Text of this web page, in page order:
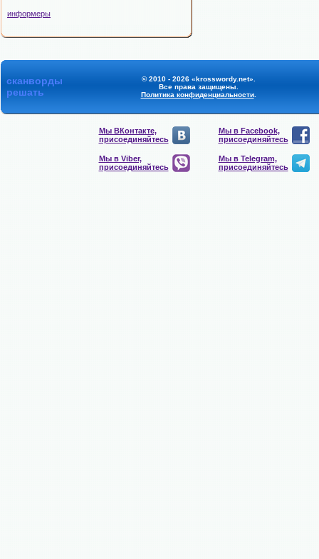
информеры
сканворды
решать
© 2010 - 2026 «krosswordy.net».
Все права защищены.
Политика конфиденциальности.
Мы ВКонтакте,
присоединяйтесь
Мы в Facebook,
присоединяйтесь
Мы в Viber,
присоединяйтесь
Мы в Telegram,
присоединяйтесь